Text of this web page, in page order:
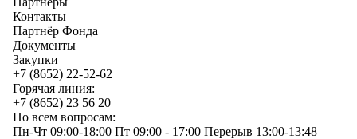
Контакты
Партнёр Фонда
Документы
Закупки
+7 (8652) 22-52-62
Горячая линия:
+7 (8652) 23 56 20
По всем вопросам:
Пн-Чт 09:00-18:00 Пт 09:00 - 17:00 Перерыв 13:00-13:48